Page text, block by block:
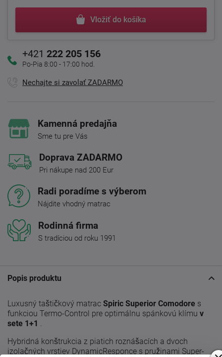
Vložiť do košíka
+421 222 205 156
Po-Pia 8:00 - 17:00 hod.
Nechajte si zavolať ZADARMO
Kamenná predajňa
Sme tu pre Vás
Doprava ZADARMO
Pri nákupe nad 200 Eur
Radi poradíme s výberom
Nájdite vhodný matrac
Rodinná firma
S tradíciou od roku 1991
Popis produktu
Luxusný taštičkový matrac Spiric Superior Comodore s
funkciou Termo-Control pre optimálnu spánkovú klímu v
sete 1+1
Hybridná konštrukcia z piatich roznášacích a dvoch
izolačných vrstiev DynamicResponce s pružinami Super-